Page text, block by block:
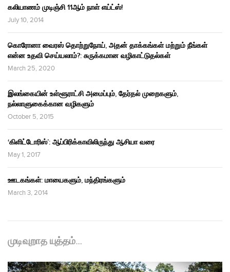
கலியாணம் முடிஞ்சி 11ஆம் நாள் எய்ட்ஸ்!
July 10, 2014
கொரோனா வைரஸ் தொற்றுநோய், அதன் தாக்கங்கள் மற்றும் நீங்கள்
என்ன உதவி செய்யலாம்?: சுருக்கமான வழிகாட்டுதல்கள்
March 25, 2020
இலங்கையின் உள்ளூராட்சி அமைப்பும், தேர்தல் முறைகளும்,
நல்லாளுகைக்கான வழிகளும்
October 5, 2015
‘கிளிட்டோரிஸ்’: ஆப்பிரிக்காவிலிருந்து ஆசியா வரை
May 1, 2017
ஊடகங்கள்: மாயைகளும், மந்திரங்களும்
March 3, 2014
முடிவுறாத யுத்தம்…